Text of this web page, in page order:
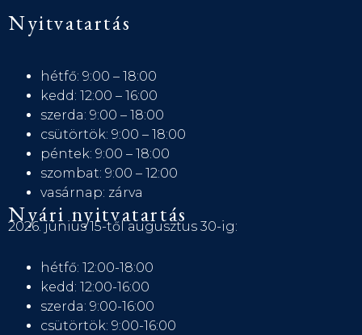
Nyitvatartás
hétfő: 9:00 – 18:00
kedd: 12:00 – 16:00
szerda: 9:00 – 18:00
csütörtök: 9:00 – 18:00
péntek: 9:00 – 18:00
szombat: 9:00 – 12:00
vasárnap: zárva
Nyári nyitvatartás
2026. június 15-től augusztus 30-ig:
hétfő: 12:00-18:00
kedd: 12:00-16:00
szerda: 9:00-16:00
csütörtök: 9:00-16:00